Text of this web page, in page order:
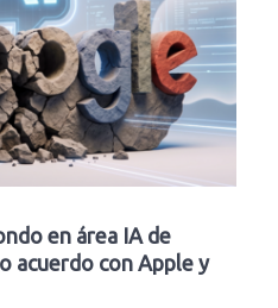
en área IA de
acuerdo con Apple y